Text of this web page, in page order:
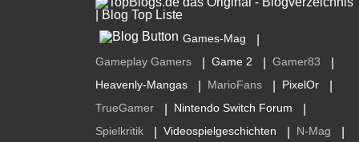
Games-Mag
Gameplay Gamers Game 2 Gamer83
Heavenly-Mangas MarioFans PixelOr
TrueGamer Nintendo Switch Forum
Spielkritik Videospielgeschichten N-Mag